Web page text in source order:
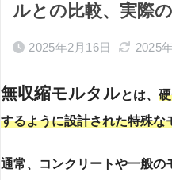
ルとの比較、実際
2025年2月16日 2025
無収縮モルタルとは、
するように設計された特殊な
通常、コンクリートや一般の